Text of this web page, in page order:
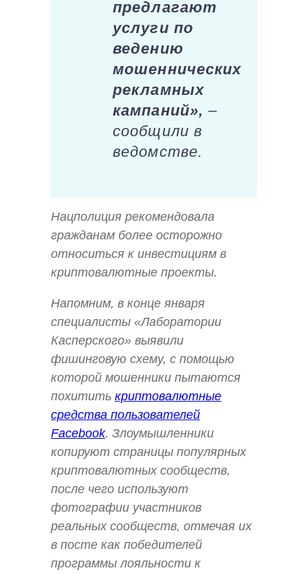
предлагают
услуги по
ведению
мошеннических
рекламных
кампаний», –
сообщили в
ведомстве.
Нацполиция рекомендовала
гражданам более осторожно
относиться к инвестициям в
криптовалютные проекты.
Напомним, в конце января
специалисты «Лаборатории
Касперского» выявили
фишинговую схему, с помощью
которой мошенники пытаются
похитить криптовалютные
средства пользователей
Facebook. Злоумышленники
копируют страницы популярных
криптовалютных сообществ,
после чего используют
фотографии участников
реальных сообществ, отмечая их
в посте как победителей
программы лояльности к